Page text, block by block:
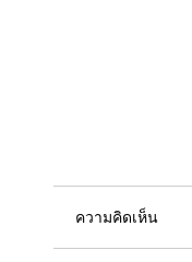
ความคิดเห็น